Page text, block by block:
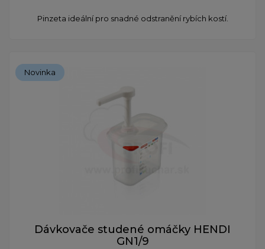
Pinzeta ideální pro snadné odstranění rybích kostí.
Novinka
Dávkovače studené omáčky HENDI
GN1/9